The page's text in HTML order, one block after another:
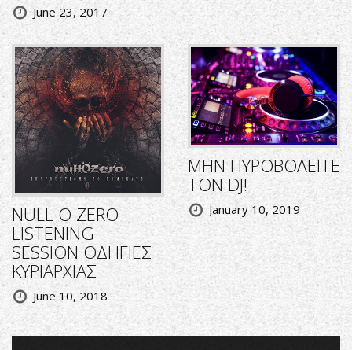
June 23, 2017
NULL O ZERO
LISTENING
SESSION ΟΔΗΓΙΕΣ
ΚΥΡΙΑΡΧΙΑΣ
June 10, 2018
ΜΗΝ ΠΥΡΟΒΟΛΕΙΤΕ
ΤΟΝ DJ!
January 10, 2019